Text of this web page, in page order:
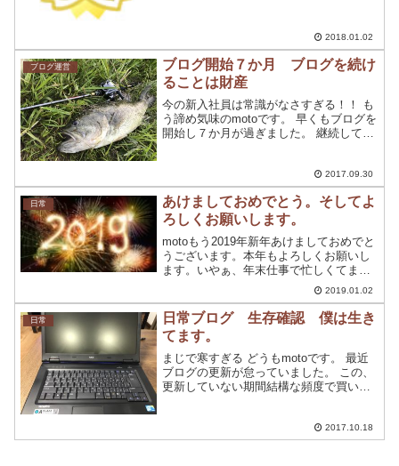
2018.01.02
ブログ運営
ブログ開始７か月 ブログを続け
ることは財産
今の新入社員は常識がなさすぎる！！ も
う諦め気味のmotoです。 早くもブログを
開始し７か月が過ぎました。 継続して続
す。 今回は、７か月目ににして新たに今
月のまとめと...
2017.09.30
日常
あけましておめでとう。そしてよ
ろしくお願いします。
motoもう2019年新年あけましておめでと
うございます。本年もよろしくお願いし
ます。いやぁ、年末仕事で忙しくてまっ
たく更新することができませんでし
た。。まぁ、職業柄一番忙しい時期なの
で仕方ないのですが、一回ぐらい年末年
始をゆっくり過ごして...
2019.01.02
日常
日常ブログ 生存確認 僕は生き
てます。
まじで寒すぎる どうもmotoです。 最近
ブログの更新が怠っていました。 この、
更新していない期間結構な頻度で買い物
て書いていきます。 買い物 この一週間で
買い物ば...
2017.10.18